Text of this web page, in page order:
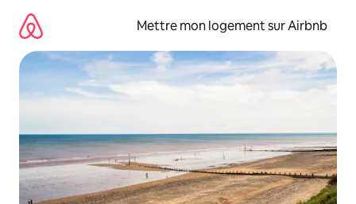
directement
contenu
Mettre mon logement sur Airbnb